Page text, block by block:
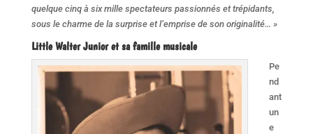
quelque cinq à six mille specta­teurs passionnés et trépidants,
sous le charme de la surprise et l’emprise de son originalité… »
Little Walter Junioret sa famille musicale
Pe
nd
ant
un
e